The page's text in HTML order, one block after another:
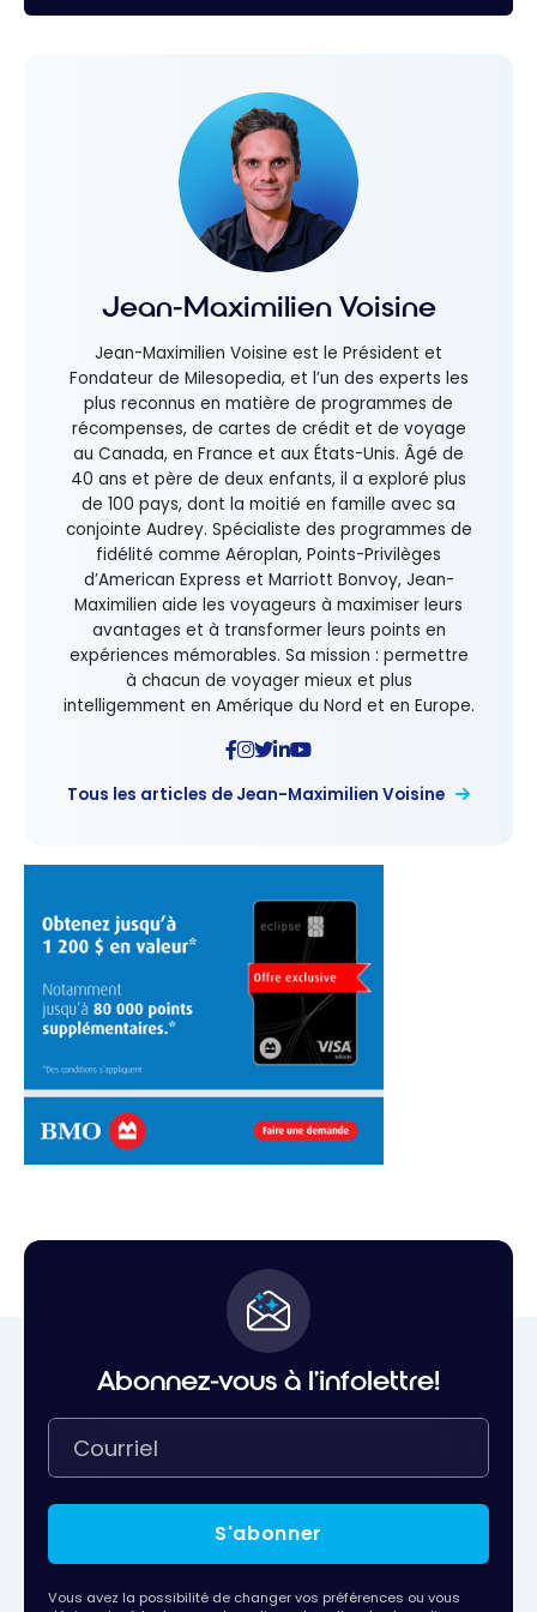
Jean-Maximilien Voisine
Jean-Maximilien Voisine est le Président et
Fondateur de Milesopedia, et l’un des experts les
plus reconnus en matière de programmes de
récompenses, de cartes de crédit et de voyage
au Canada, en France et aux États-Unis. Âgé de
40 ans et père de deux enfants, il a exploré plus
de 100 pays, dont la moitié en famille avec sa
conjointe Audrey. Spécialiste des programmes de
fidélité comme Aéroplan, Points-Privilèges
d’American Express et Marriott Bonvoy, Jean-
Maximilien aide les voyageurs à maximiser leurs
avantages et à transformer leurs points en
expériences mémorables. Sa mission : permettre
à chacun de voyager mieux et plus
intelligemment en Amérique du Nord et en Europe.
Tous les articles de Jean-Maximilien Voisine
Abonnez-vous à l'infolettre!
S'abonner
Vous avez la possibilité de changer vos préférences ou vous